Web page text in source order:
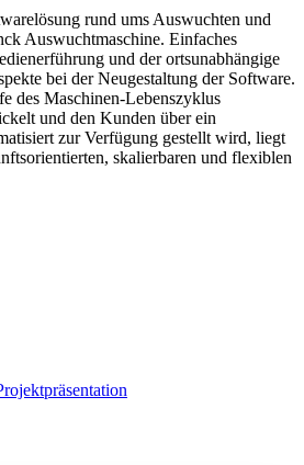
rund ums Auswuchten und
Auswuchtmaschine. Einfaches
und der ortsunabhängige
bei der Neugestaltung der Software.
des Maschinen-Lebenszyklus
und den Kunden über ein
zur Verfügung gestellt wird, liegt
skalierbaren und flexiblen